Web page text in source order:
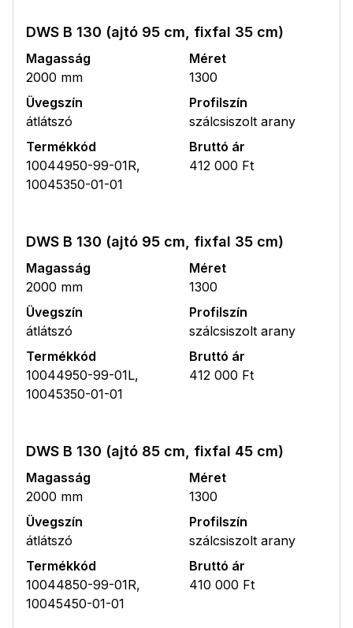
DWS B 130 (ajtó 95 cm, fixfal 35 cm)
Magasság
2000 mm
Méret
1300
Üvegszín
átlátszó
Profilszín
szálcsiszolt arany
Termékkód
10044950-99-01R,
10045350-01-01
Bruttó ár
412 000 Ft
DWS B 130 (ajtó 95 cm, fixfal 35 cm)
Magasság
2000 mm
Méret
1300
Üvegszín
átlátszó
Profilszín
szálcsiszolt arany
Termékkód
10044950-99-01L,
10045350-01-01
Bruttó ár
412 000 Ft
DWS B 130 (ajtó 85 cm, fixfal 45 cm)
Magasság
2000 mm
Méret
1300
Üvegszín
átlátszó
Profilszín
szálcsiszolt arany
Termékkód
10044850-99-01R,
10045450-01-01
Bruttó ár
410 000 Ft